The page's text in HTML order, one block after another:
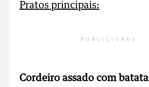
Pratos principais:
PUBLICIDADE
Cordeiro assado com batata